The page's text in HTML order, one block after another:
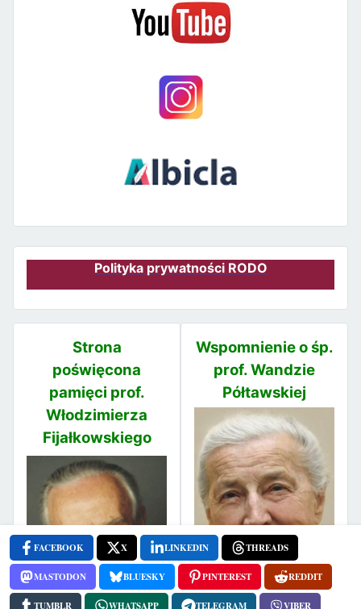
FACEBOOK X LINKEDIN THREADS
MASTODON BLUESKY PINTEREST REDDIT
TUMBLR WHATSAPP TELEGRAM VIBER
Polityka prywatności RODO
Strona
poświęcona
pamięci prof.
Włodzimierza
Fijałkowskiego
Wspomnienie o śp.
prof. Wandzie
Półtawskiej